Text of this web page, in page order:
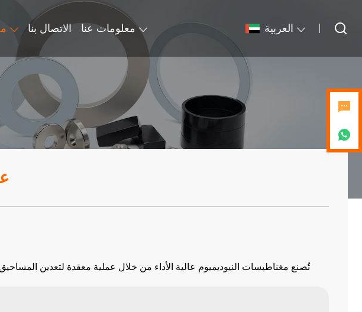
الاتصال بنا معلومات عنا العربية
تُصنع مغناطيسات النيوديميوم عالية الأداء من خلال عملية معقدة لتعدين